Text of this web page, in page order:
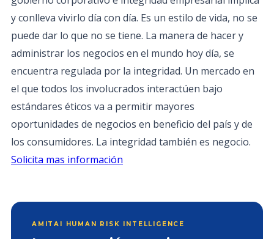
y conlleva vivirlo día con día. Es un estilo de vida, no se
puede dar lo que no se tiene. La manera de hacer y
administrar los negocios en el mundo hoy día, se
encuentra regulada por la integridad. Un mercado en
el que todos los involucrados interactúen bajo
estándares éticos va a permitir mayores
oportunidades de negocios en beneficio del país y de
los consumidores. La integridad también es negocio.
Solicita mas información
AMITAI HUMAN RISK INTELLIGENCE